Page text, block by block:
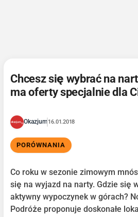
Chcesz się wybrać na
ma oferty specjalnie dla
Okazjum 16.01.2018
PORÓWNANIA
Co roku w sezonie zimowym
się na wyjazd na narty. Gdzie się
aktywny wypoczynek w górach?
Podróże proponuje doskonałe